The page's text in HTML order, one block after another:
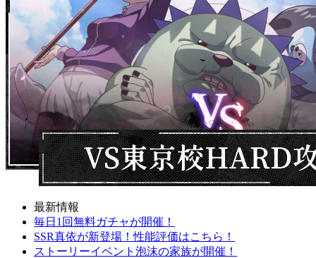
最新情報
毎日1回無料ガチャが開催！
SSR真依が新登場！性能評価はこちら！
ストーリーイベント泡沫の家族が開催！